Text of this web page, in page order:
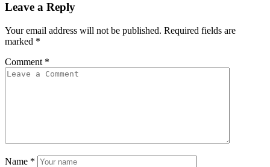
Leave a Reply
Your email address will not be published. Required fields are
marked *
Comment *
Name *